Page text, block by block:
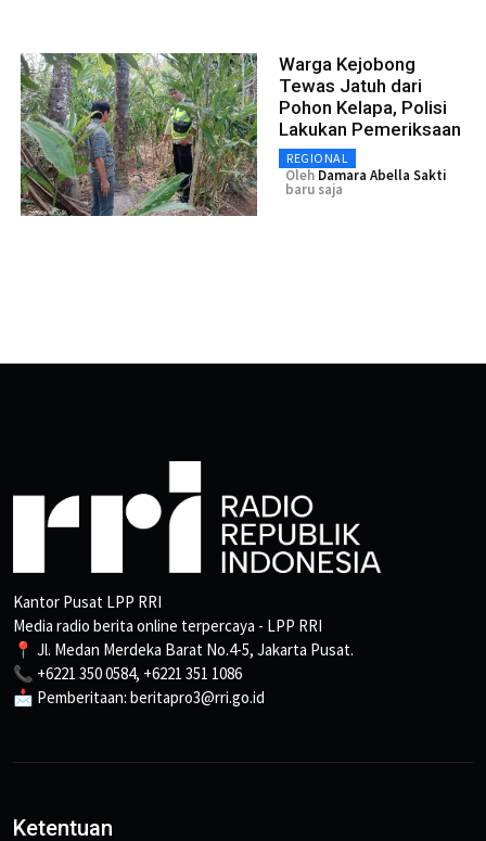
Warga Kejobong
Tewas Jatuh dari
Pohon Kelapa, Polisi
Lakukan Pemeriksaan
REGIONAL
Oleh Damara Abella Sakti
baru saja
Kantor Pusat LPP RRI
Media radio berita online terpercaya - LPP RRI
📍 Jl. Medan Merdeka Barat No.4-5, Jakarta Pusat.
📞 +6221 350 0584, +6221 351 1086
📩 Pemberitaan: beritapro3@rri.go.id
Ketentuan